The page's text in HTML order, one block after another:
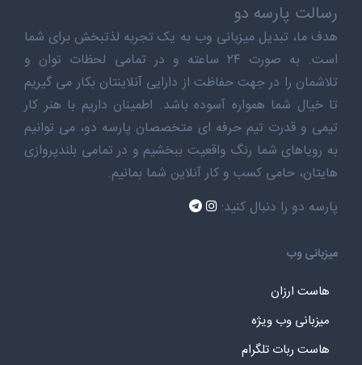
رسالت پارسه دو
هدف ما، تبدیل میزبانی وب به یک تجربه لذتبخش برای شما
است. به صورت ۲۴ ساعته و در تمامی لحظات توان و
تلاشمان را در جهت حفاظت از دارایی آنلاینتان بکار می گیریم
تا خیال شما همواره آسوده باشد. اطمینان داریم با هنر کار
تیمی و قدرت تیم حرفه ای متخصصان پارسه دو، می توانیم
به رویاهای شما رنگ واقعیت ببخشیم و در تمامی بلندپروازی
هایتان، حامی کسب و کار آنلاین شما بمانیم.
پارسه دو را دنبال کنید:
میزبانی وب
هاست ارزان
میزبانی وب ویژه
هاست ربات تلگرام